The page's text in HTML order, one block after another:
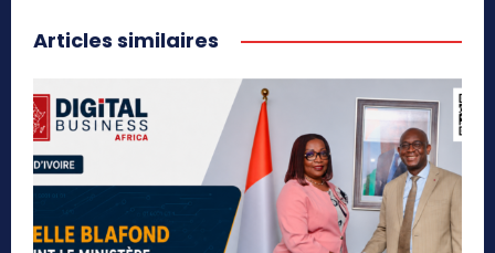
Articles similaires